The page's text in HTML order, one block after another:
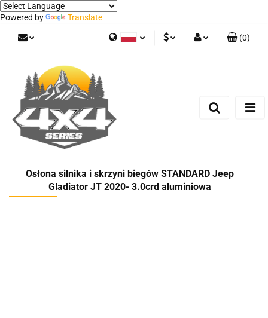
Powered by Translate
German
(0)
Osłona silnika i skrzyni biegów STANDARD Jeep
Gladiator JT 2020- 3.0crd aluminiowa